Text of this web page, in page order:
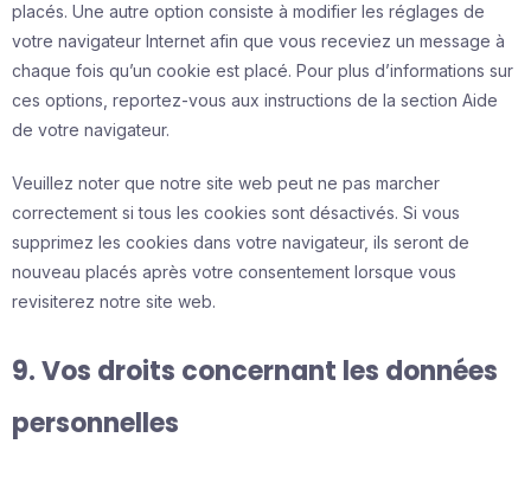
placés. Une autre option consiste à modifier les réglages de
votre navigateur Internet afin que vous receviez un message à
chaque fois qu’un cookie est placé. Pour plus d’informations sur
ces options, reportez-vous aux instructions de la section Aide
de votre navigateur.
Veuillez noter que notre site web peut ne pas marcher
correctement si tous les cookies sont désactivés. Si vous
supprimez les cookies dans votre navigateur, ils seront de
nouveau placés après votre consentement lorsque vous
revisiterez notre site web.
9. Vos droits concernant les données
personnelles